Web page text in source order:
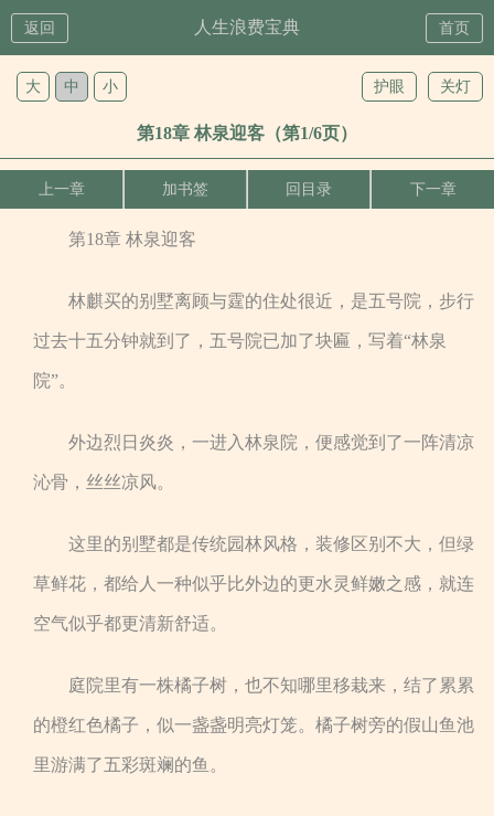
返回 人生浪费宝典 首页
关灯
护眼
大 中 小
第18章 林泉迎客（第1/6页）
上一章 加书签 回目录 下一章
第18章 林泉迎客
林麒买的别墅离顾与霆的住处很近，是五号院，步行
过去十五分钟就到了，五号院已加了块匾，写着“林泉
院”。
外边烈日炎炎，一进入林泉院，便感觉到了一阵清凉
沁骨，丝丝凉风。
这里的别墅都是传统园林风格，装修区别不大，但绿
草鲜花，都给人一种似乎比外边的更水灵鲜嫩之感，就连
空气似乎都更清新舒适。
庭院里有一株橘子树，也不知哪里移栽来，结了累累
的橙红色橘子，似一盏盏明亮灯笼。橘子树旁的假山鱼池
里游满了五彩斑斓的鱼。